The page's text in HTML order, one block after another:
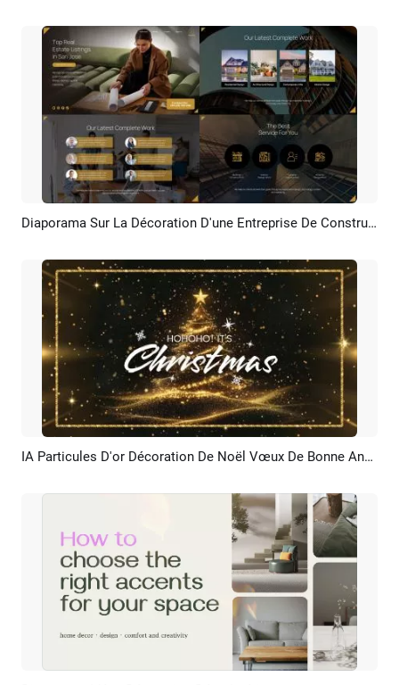
Aperçu Créer IA Diaporama Sur La Décoration D'une Entreprise De Construction Et D'immobilier
Aperçu Créer IA IA Particules D'or Décoration De Noël Vœux De Bonne Année Diaporama D'entreprise